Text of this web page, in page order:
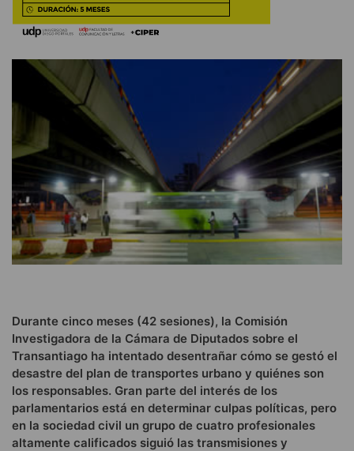
Durante cinco meses (42 sesiones), la Comisión
Investigadora de la Cámara de Diputados sobre el
Transantiago ha intentado desentrañar cómo se gestó el
desastre del plan de transportes urbano y quiénes son
los responsables. Gran parte del interés de los
parlamentarios está en determinar culpas políticas, pero
en la sociedad civil un grupo de cuatro profesionales
altamente calificados siguió las transmisiones y